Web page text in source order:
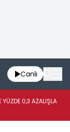
Canlı
0,3 AZALIŞLA